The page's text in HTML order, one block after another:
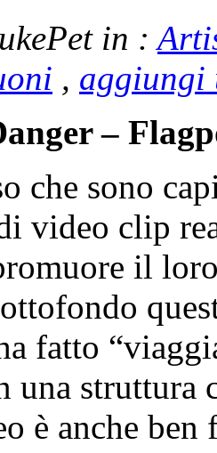
in :
, aggiungi
–
che sono
video clip
il
fatto
una struttura
è anche ben